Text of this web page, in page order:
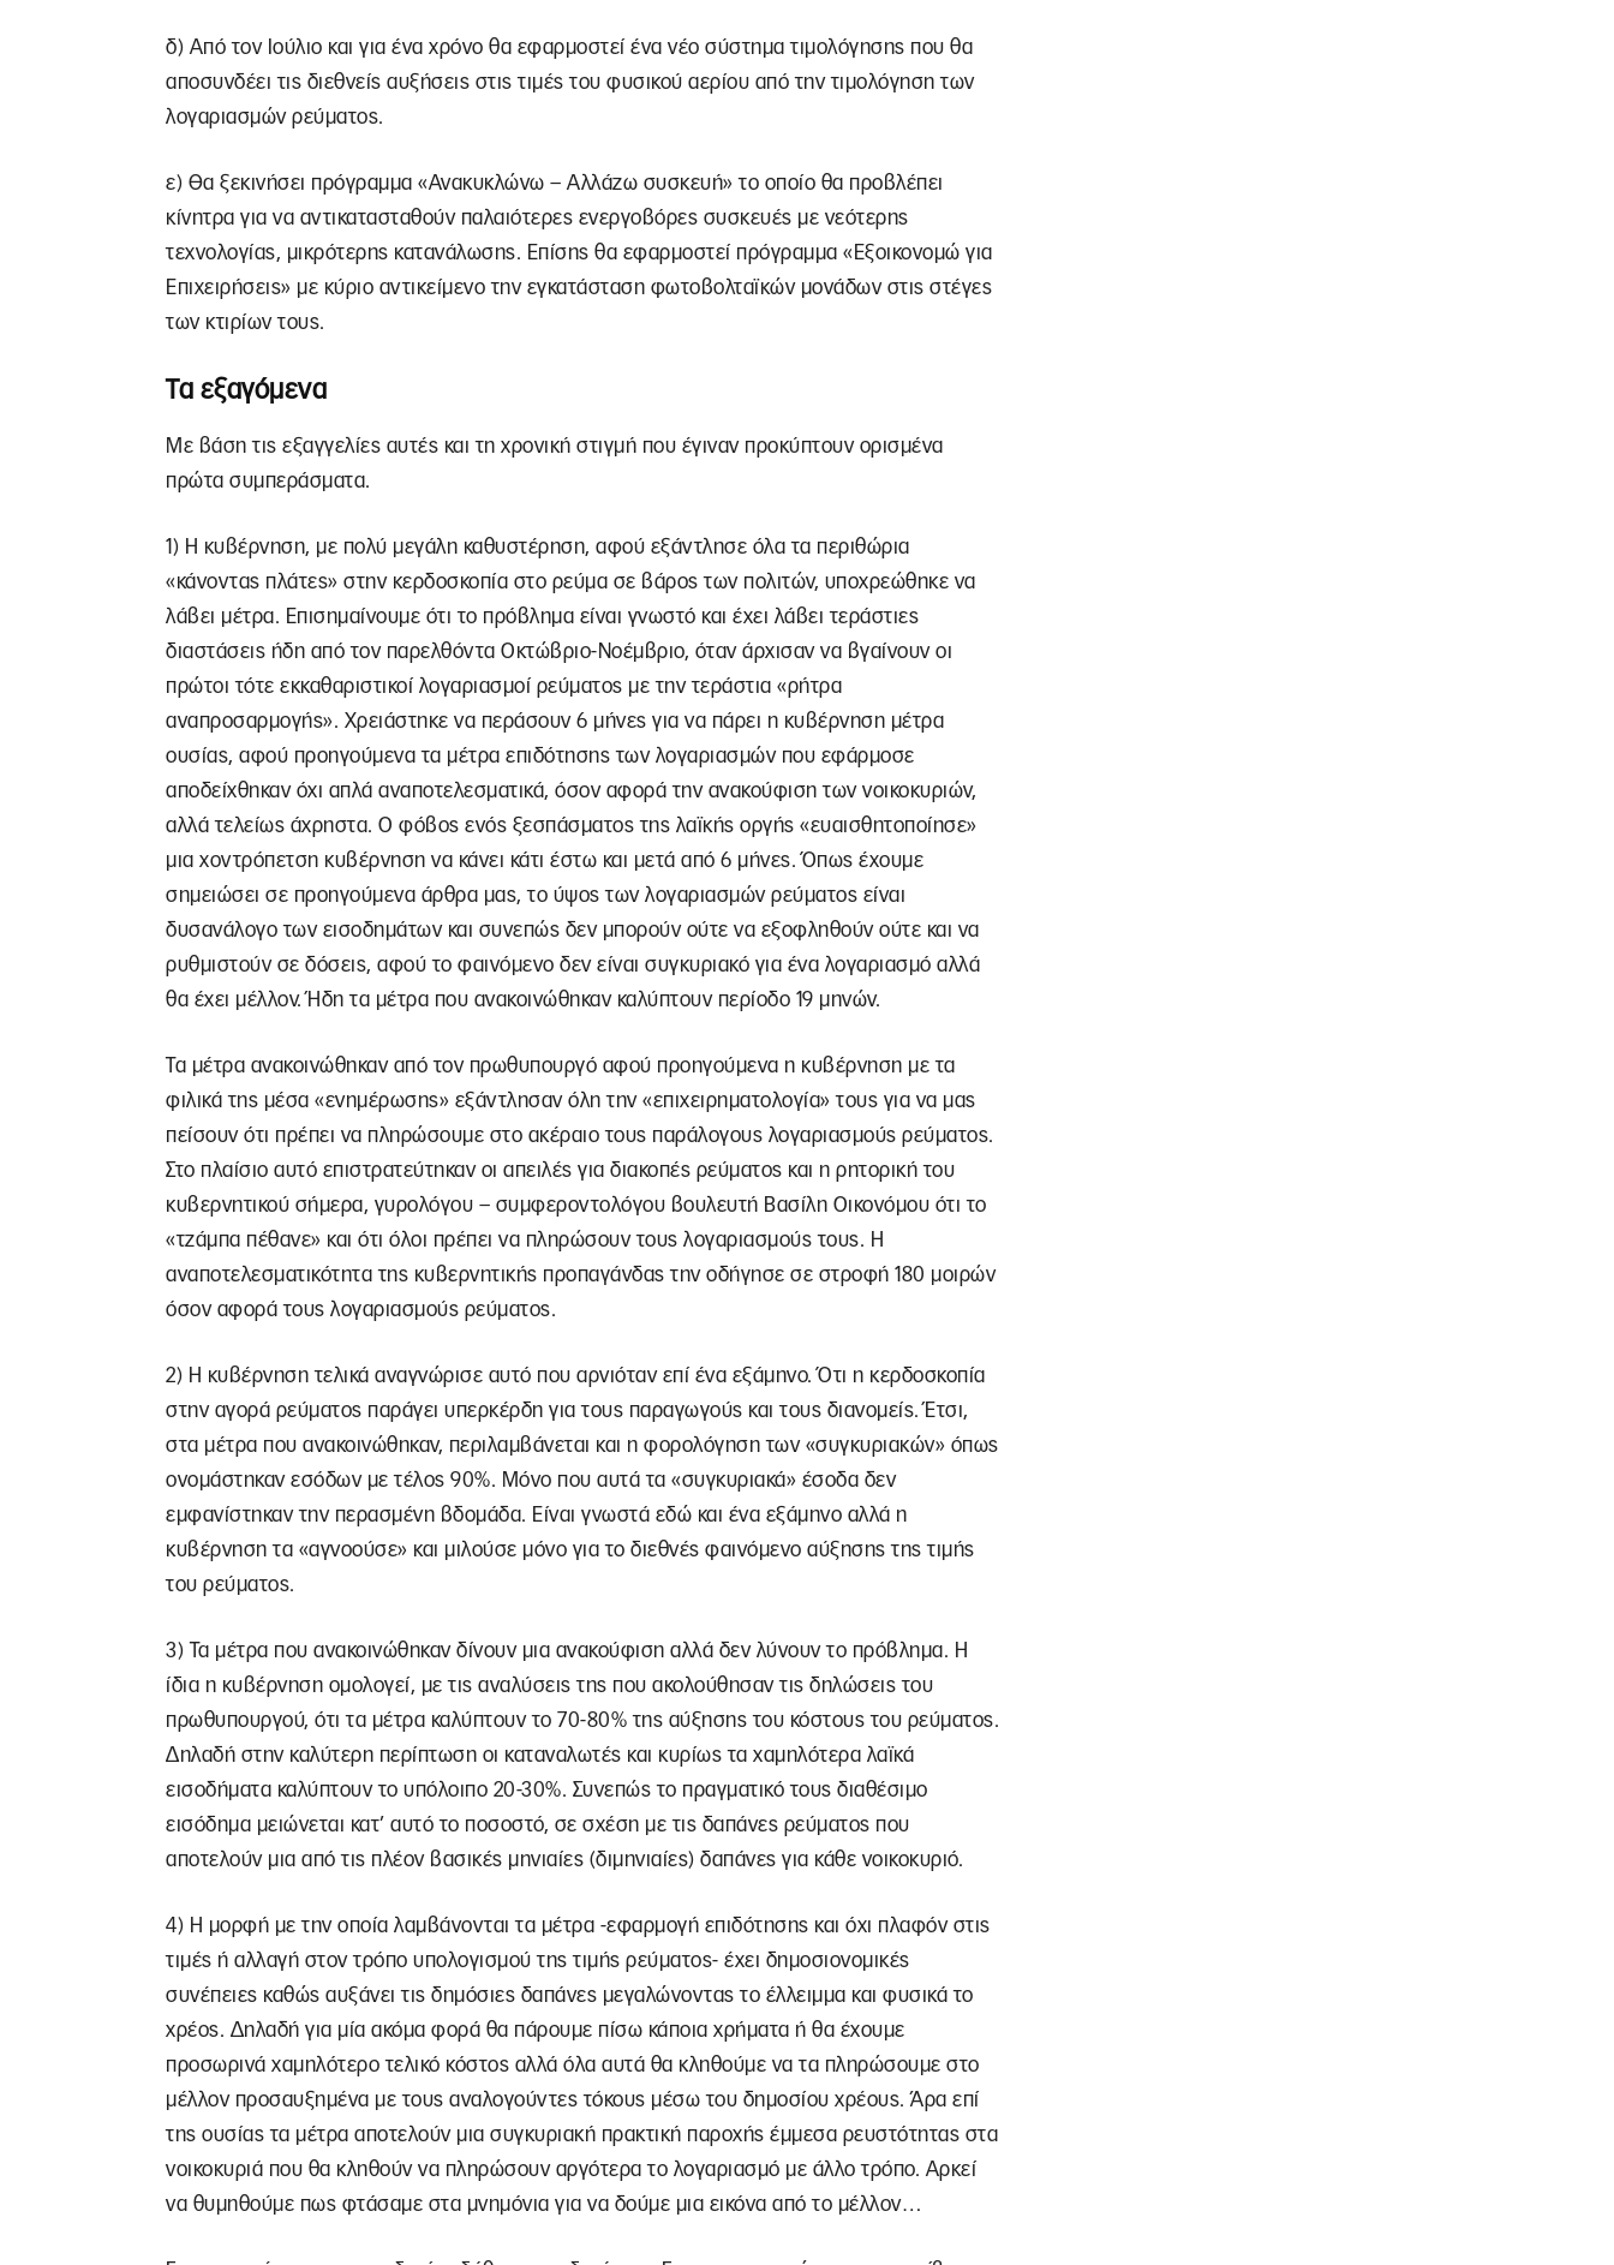
δ) Από τον Ιούλιο και για ένα χρόνο θα εφαρμοστεί ένα νέο σύστημα τιμολόγησης που θα
αποσυνδέει τις διεθνείς αυξήσεις στις τιμές του φυσικού αερίου από την τιμολόγηση των
λογαριασμών ρεύματος.
ε) Θα ξεκινήσει πρόγραμμα «Ανακυκλώνω – Αλλάζω συσκευή» το οποίο θα προβλέπει
κίνητρα για να αντικατασταθούν παλαιότερες ενεργοβόρες συσκευές με νεότερης
τεχνολογίας, μικρότερης κατανάλωσης. Επίσης θα εφαρμοστεί πρόγραμμα «Εξοικονομώ για
Επιχειρήσεις» με κύριο αντικείμενο την εγκατάσταση φωτοβολταϊκών μονάδων στις στέγες
των κτιρίων τους.
Τα εξαγόμενα
Με βάση τις εξαγγελίες αυτές και τη χρονική στιγμή που έγιναν προκύπτουν ορισμένα
πρώτα συμπεράσματα.
1) Η κυβέρνηση, με πολύ μεγάλη καθυστέρηση, αφού εξάντλησε όλα τα περιθώρια
«κάνοντας πλάτες» στην κερδοσκοπία στο ρεύμα σε βάρος των πολιτών, υποχρεώθηκε να
λάβει μέτρα. Επισημαίνουμε ότι το πρόβλημα είναι γνωστό και έχει λάβει τεράστιες
διαστάσεις ήδη από τον παρελθόντα Οκτώβριο-Νοέμβριο, όταν άρχισαν να βγαίνουν οι
πρώτοι τότε εκκαθαριστικοί λογαριασμοί ρεύματος με την τεράστια «ρήτρα
αναπροσαρμογής». Χρειάστηκε να περάσουν 6 μήνες για να πάρει η κυβέρνηση μέτρα
ουσίας, αφού προηγούμενα τα μέτρα επιδότησης των λογαριασμών που εφάρμοσε
αποδείχθηκαν όχι απλά αναποτελεσματικά, όσον αφορά την ανακούφιση των νοικοκυριών,
αλλά τελείως άχρηστα. Ο φόβος ενός ξεσπάσματος της λαϊκής οργής «ευαισθητοποίησε»
μια χοντρόπετση κυβέρνηση να κάνει κάτι έστω και μετά από 6 μήνες. Όπως έχουμε
σημειώσει σε προηγούμενα άρθρα μας, το ύψος των λογαριασμών ρεύματος είναι
δυσανάλογο των εισοδημάτων και συνεπώς δεν μπορούν ούτε να εξοφληθούν ούτε και να
ρυθμιστούν σε δόσεις, αφού το φαινόμενο δεν είναι συγκυριακό για ένα λογαριασμό αλλά
θα έχει μέλλον. Ήδη τα μέτρα που ανακοινώθηκαν καλύπτουν περίοδο 19 μηνών.
Τα μέτρα ανακοινώθηκαν από τον πρωθυπουργό αφού προηγούμενα η κυβέρνηση με τα
φιλικά της μέσα «ενημέρωσης» εξάντλησαν όλη την «επιχειρηματολογία» τους για να μας
πείσουν ότι πρέπει να πληρώσουμε στο ακέραιο τους παράλογους λογαριασμούς ρεύματος.
Στο πλαίσιο αυτό επιστρατεύτηκαν οι απειλές για διακοπές ρεύματος και η ρητορική του
κυβερνητικού σήμερα, γυρολόγου – συμφεροντολόγου βουλευτή Βασίλη Οικονόμου ότι το
«τζάμπα πέθανε» και ότι όλοι πρέπει να πληρώσουν τους λογαριασμούς τους. Η
αναποτελεσματικότητα της κυβερνητικής προπαγάνδας την οδήγησε σε στροφή 180 μοιρών
όσον αφορά τους λογαριασμούς ρεύματος.
2) Η κυβέρνηση τελικά αναγνώρισε αυτό που αρνιόταν επί ένα εξάμηνο. Ότι η κερδοσκοπία
στην αγορά ρεύματος παράγει υπερκέρδη για τους παραγωγούς και τους διανομείς. Έτσι,
στα μέτρα που ανακοινώθηκαν, περιλαμβάνεται και η φορολόγηση των «συγκυριακών» όπως
ονομάστηκαν εσόδων με τέλος 90%. Μόνο που αυτά τα «συγκυριακά» έσοδα δεν
εμφανίστηκαν την περασμένη βδομάδα. Είναι γνωστά εδώ και ένα εξάμηνο αλλά η
κυβέρνηση τα «αγνοούσε» και μιλούσε μόνο για το διεθνές φαινόμενο αύξησης της τιμής
του ρεύματος.
3) Τα μέτρα που ανακοινώθηκαν δίνουν μια ανακούφιση αλλά δεν λύνουν το πρόβλημα. Η
ίδια η κυβέρνηση ομολογεί, με τις αναλύσεις της που ακολούθησαν τις δηλώσεις του
πρωθυπουργού, ότι τα μέτρα καλύπτουν το 70-80% της αύξησης του κόστους του ρεύματος.
Δηλαδή στην καλύτερη περίπτωση οι καταναλωτές και κυρίως τα χαμηλότερα λαϊκά
εισοδήματα καλύπτουν το υπόλοιπο 20-30%. Συνεπώς το πραγματικό τους διαθέσιμο
εισόδημα μειώνεται κατ’ αυτό το ποσοστό, σε σχέση με τις δαπάνες ρεύματος που
αποτελούν μια από τις πλέον βασικές μηνιαίες (διμηνιαίες) δαπάνες για κάθε νοικοκυριό.
4) Η μορφή με την οποία λαμβάνονται τα μέτρα -εφαρμογή επιδότησης και όχι πλαφόν στις
τιμές ή αλλαγή στον τρόπο υπολογισμού της τιμής ρεύματος- έχει δημοσιονομικές
συνέπειες καθώς αυξάνει τις δημόσιες δαπάνες μεγαλώνοντας το έλλειμμα και φυσικά το
χρέος. Δηλαδή για μία ακόμα φορά θα πάρουμε πίσω κάποια χρήματα ή θα έχουμε
προσωρινά χαμηλότερο τελικό κόστος αλλά όλα αυτά θα κληθούμε να τα πληρώσουμε στο
μέλλον προσαυξημένα με τους αναλογούντες τόκους μέσω του δημοσίου χρέους. Άρα επί
της ουσίας τα μέτρα αποτελούν μια συγκυριακή πρακτική παροχής έμμεσα ρευστότητας στα
νοικοκυριά που θα κληθούν να πληρώσουν αργότερα το λογαριασμό με άλλο τρόπο. Αρκεί
να θυμηθούμε πως φτάσαμε στα μνημόνια για να δούμε μια εικόνα από το μέλλον…